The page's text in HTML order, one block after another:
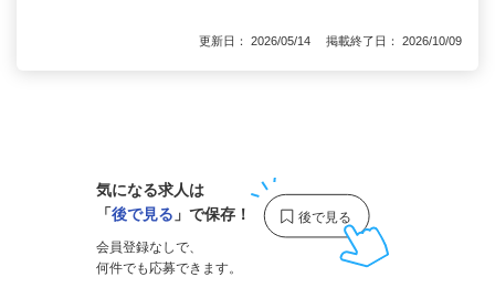
更新日： 2026/05/14 掲載終了日： 2026/10/09
気になる求人は
「後で見る 」で保存！
会員登録なしで、
何件でも応募できます。